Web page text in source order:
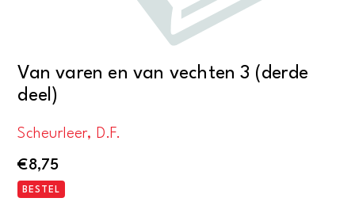
Van varen en van vechten 3 (derde
deel)
Scheurleer, D.F.
€8,75
BESTEL